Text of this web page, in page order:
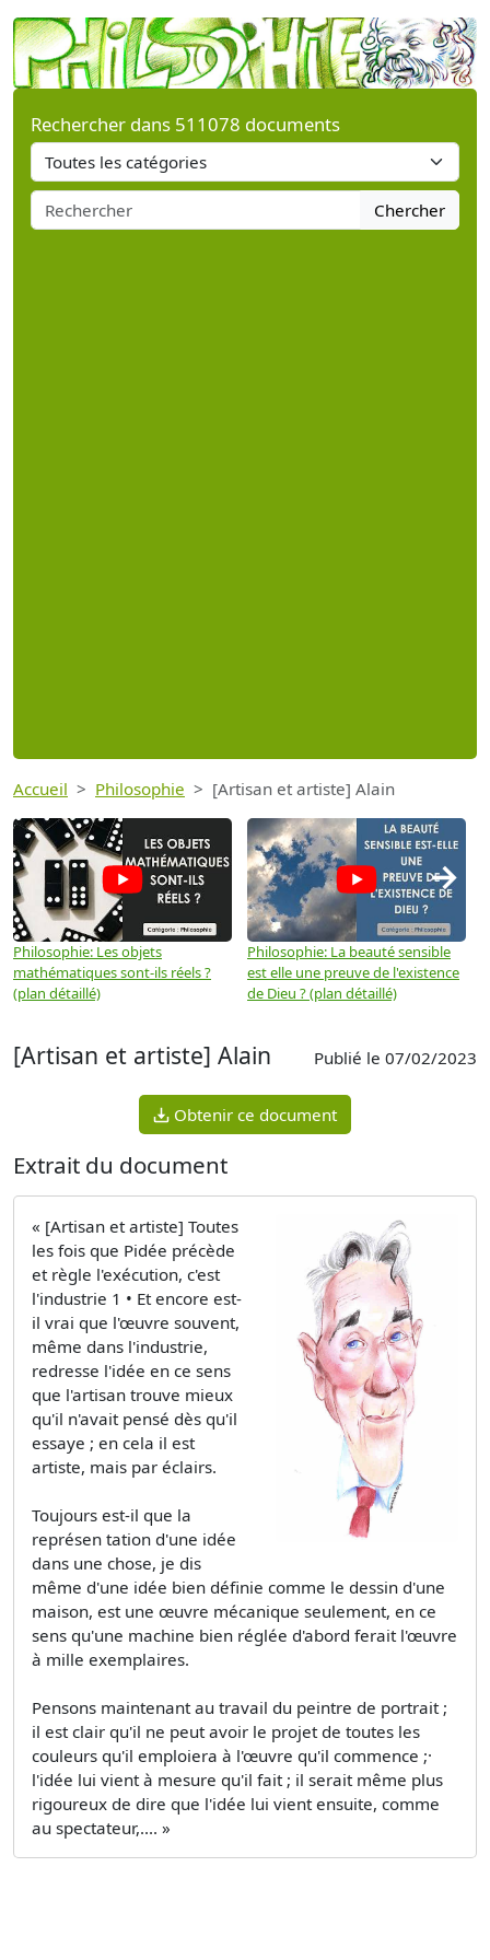
Rechercher dans 511078 documents
Chercher
Accueil Philosophie [Artisan et artiste] Alain
Philosophie: Les objets
mathématiques sont-ils réels ?
(plan détaillé)
Philosophie: La beauté sensible
est elle une preuve de l'existence
de Dieu ? (plan détaillé)
→
[Artisan et artiste] Alain Publié le 07/02/2023
Obtenir ce document
Extrait du document
« [Artisan et artiste] Toutes
les fois que Pidée précède
et règle l'exécution, c'est
l'industrie 1 • Et encore est-
il vrai que l'œuvre souvent,
même dans l'industrie,
redresse l'idée en ce sens
que l'artisan trouve mieux
qu'il n'avait pensé dès qu'il
essaye ; en cela il est
artiste, mais par éclairs.
Toujours est-il que la
représen­ tation d'une idée
dans une chose, je dis
même d'une idée bien définie comme le dessin d'une
maison, est une œuvre mécanique seulement, en ce
sens qu'une machine bien réglée d'abord ferait l'œuvre
à mille exemplaires.
Pensons maintenant au travail du peintre de portrait ;
il est clair qu'il ne peut avoir le projet de toutes les
couleurs qu'il emploiera à l'œuvre qu'il commence ;·
l'idée lui vient à mesure qu'il fait ; il serait même plus
rigoureux de dire que l'idée lui vient ensuite, comme
au spectateur,.... »